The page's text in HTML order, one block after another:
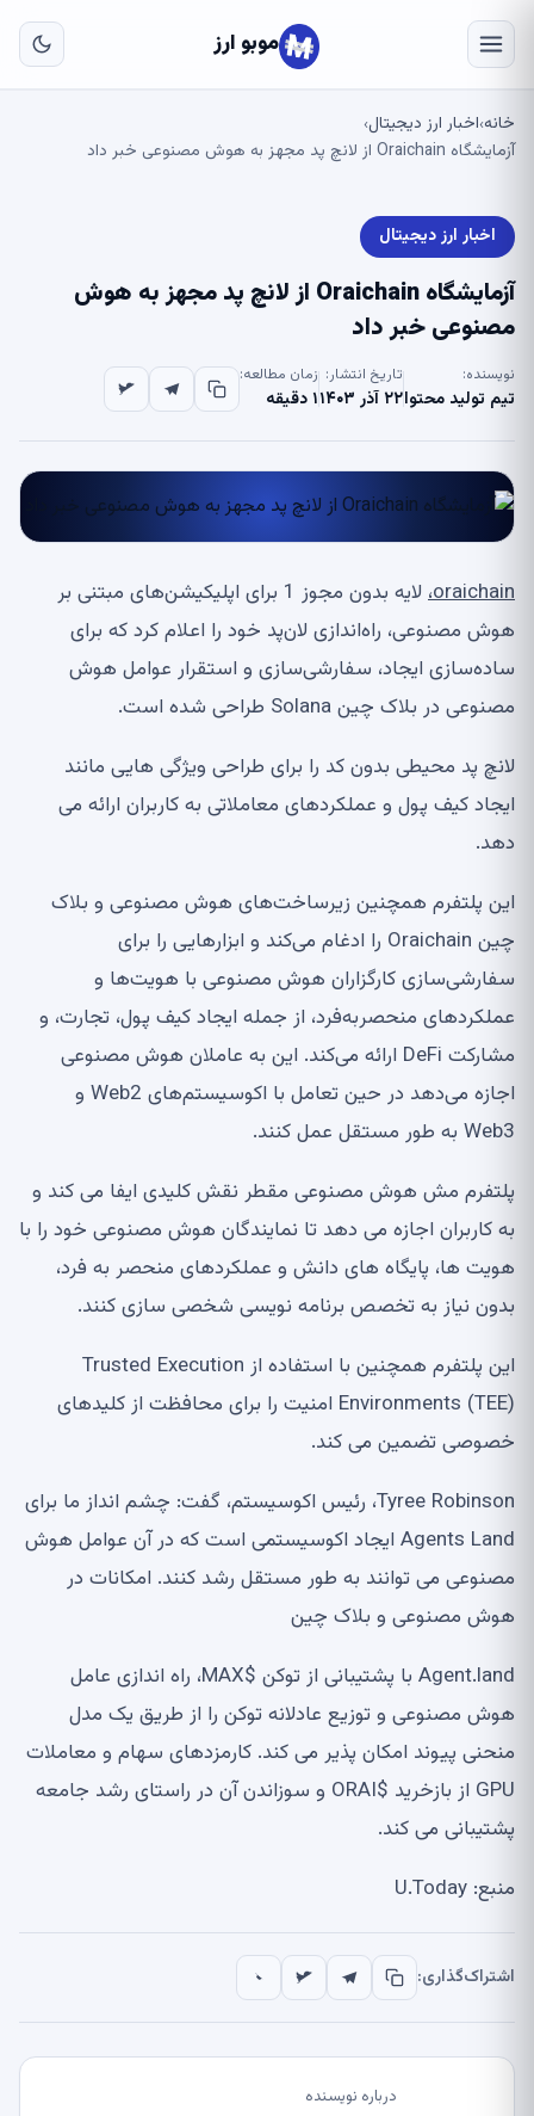
موبو ارز
خانه›اخبار ارز دیجیتال›
آزمایشگاه Oraichain از لانچ پد مجهز به هوش مصنوعی خبر داد
اخبار ارز دیجیتال
آزمایشگاه Oraichain از لانچ پد مجهز به هوش
مصنوعی خبر داد
نویسنده:
تیم تولید محتوا
تاریخ انتشار:
۲۲ آذر ۱۴۰۳
زمان مطالعه:
۱ دقیقه
oraichain،
لایه بدون مجوز 1 برای اپلیکیشن‌های مبتنی بر
هوش مصنوعی، راه‌اندازی لان‌پد خود را اعلام کرد که برای
ساده‌سازی ایجاد، سفارشی‌سازی و استقرار عوامل هوش
مصنوعی در بلاک چین Solana طراحی شده است.
لانچ پد محیطی بدون کد را برای طراحی ویژگی هایی مانند
ایجاد کیف پول و عملکردهای معاملاتی به کاربران ارائه می
دهد.
این پلتفرم همچنین زیرساخت‌های هوش مصنوعی و بلاک
چین Oraichain را ادغام می‌کند و ابزارهایی را برای
سفارشی‌سازی کارگزاران هوش مصنوعی با هویت‌ها و
عملکردهای منحصربه‌فرد، از جمله ایجاد کیف پول، تجارت، و
مشارکت DeFi ارائه می‌کند. این به عاملان هوش مصنوعی
اجازه می‌دهد در حین تعامل با اکوسیستم‌های Web2 و
Web3 به طور مستقل عمل کنند.
پلتفرم مش هوش مصنوعی مقطر نقش کلیدی ایفا می کند و
به کاربران اجازه می دهد تا نمایندگان هوش مصنوعی خود را با
هویت ها، پایگاه های دانش و عملکردهای منحصر به فرد،
بدون نیاز به تخصص برنامه نویسی شخصی سازی کنند.
این پلتفرم همچنین با استفاده از Trusted Execution
Environments (TEE) امنیت را برای محافظت از کلیدهای
خصوصی تضمین می کند.
Tyree Robinson، رئیس اکوسیستم، گفت: چشم انداز ما برای
Agents Land ایجاد اکوسیستمی است که در آن عوامل هوش
مصنوعی می توانند به طور مستقل رشد کنند. امکانات در
هوش مصنوعی و بلاک چین
Agent.land با پشتیبانی از توکن $MAX، راه اندازی عامل
هوش مصنوعی و توزیع عادلانه توکن را از طریق یک مدل
منحنی پیوند امکان پذیر می کند. کارمزدهای سهام و معاملات
GPU از بازخرید $ORAI و سوزاندن آن در راستای رشد جامعه
پشتیبانی می کند.
منبع: U.Today
اشتراک‌گذاری:
درباره نویسنده